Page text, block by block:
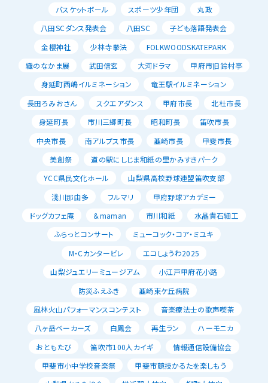
バスケットボール
スポーツ少年団
丸政
八田SCダンス発表会
八田SC
子ども落語発表会
金櫻神社
少林寺拳法
FOLKWOODSKATEPARK
織のなかま展
武田信玄 大河ドラマ
甲府市旧鈴村亭
身延町西嶋イルミネーション
竜王駅イルミネーション
長田ろみおさん
スクエアダンス 甲府市長
北杜市長
身延町長
市川三郷町長 昭和町長
笛吹市長
中央市長
南アルプス市長 韮崎市長
甲斐市長
美創祭
道の駅にしじま和紙の里かみすきパーク
YCC県民文化ホール
山梨県高校野球連盟笛吹支部
淺川那由多
フルマリ
甲府野球アカデミー
ドッグカフェ庵
＆maman 市川和紙
水晶貴石細工
ふらっとコンサート
ミューコック・コア・ミユキ
M・Cカンタービレ
エコしょうわ2025
山梨ジュエリーミュージアム
小江戸甲府花小路
防災ふえふき
韮崎東ケ丘病院
風林火山パフォーマンスコンテスト
音楽療法士の歌声喫茶
八ヶ岳ベーカーズ
白鳳会 再生ラン
ハーモニカ
おともたび
笛吹市100人カイギ
情報通信設備協会
甲斐市小中学校音楽祭
甲斐市競技かるたを楽しもう